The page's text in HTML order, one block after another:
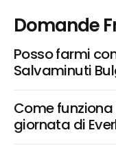
Domande
Posso farmi
Salvaminuti
Come
giornata di